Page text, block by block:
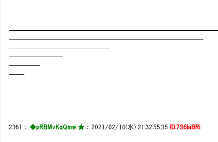
━━━━━━━━━━━━━━━━━━━━━━━━━
━━━━━━━━━━━━━
━━━━━━━
━━━━
━━
2361 ：◆pRBMvKqQmw ★：2021/02/10(水) 21:32:55.35 ID:7S6laBRi